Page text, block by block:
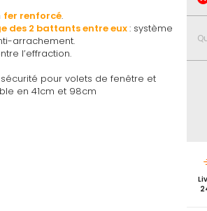
mes
favoris
fer renforcé.
des 2 battants entre eux: système
arrachement.
l’effraction.
pour volets de fenêtre et
en 41cm et 98cm